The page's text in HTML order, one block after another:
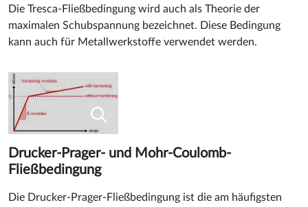
Die Tresca-Fließbedingung wird auch als Theorie der
maximalen Schubspannung bezeichnet. Diese Bedingung
kann auch für Metallwerkstoffe verwendet werden.
Drucker-Prager- und Mohr-Coulomb-
Fließbedingung
Die Drucker-Prager-Fließbedingung ist die am häufigsten